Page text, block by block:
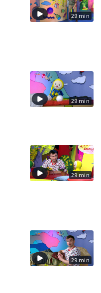
29 min
29 min
29 min
29 min